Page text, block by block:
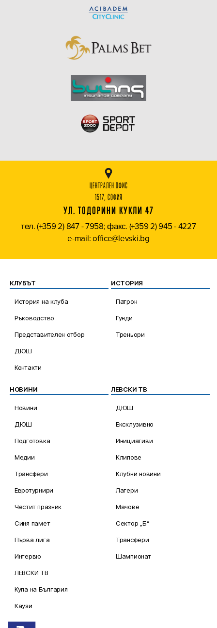
ЦЕНТРАЛЕН ОФИС
1517, СОФИЯ
УЛ. ТОДОРИНИ КУКЛИ 47
тел. (+359 2) 847 - 7958; факс. (+359 2) 945 - 4227
e-mail: office@levski.bg
КЛУБЪТ
История на клуба
Ръководство
Представителен отбор
ДЮШ
Контакти
ИСТОРИЯ
Патрон
Гунди
Треньори
НОВИНИ
Новини
ДЮШ
Подготовка
Медии
Трансфери
Евротурнири
Честит празник
Синя памет
Първа лига
Интервю
ЛЕВСКИ ТВ
Купа на България
Каузи
ЛЕВСКИ ТВ
ДЮШ
Ексклузивно
Инициативи
Клипове
Клубни новини
Лагери
Мачове
Сектор „Б“
Трансфери
Шампионат